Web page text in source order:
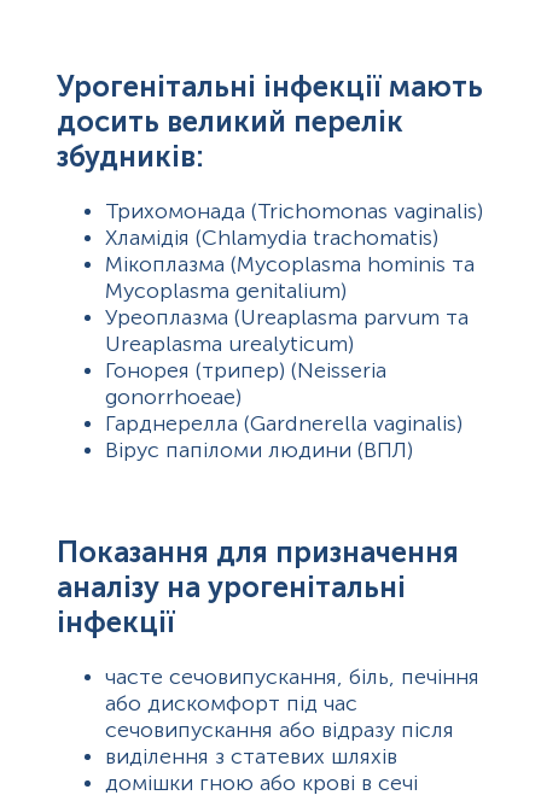
Урогенітальні інфекції мають
досить великий перелік
збудників:
Трихомонада (Trichomonas vaginalis)
Хламідія (Chlamydia trachomatis)
Мікоплазма (Mycoplasma hominis та
Mycoplasma genitalium)
Уреоплазма (Ureaplasma parvum та
Ureaplasma urealyticum)
Гонорея (трипер) (Neisseria
gonorrhoeae)
Гарднерелла (Gardnerella vaginalis)
Вірус папіломи людини (ВПЛ)
Показання для призначення
аналізу на урогенітальні
інфекції
часте сечовипускання, біль, печіння
або дискомфорт під час
сечовипускання або відразу після
виділення з статевих шляхів
домішки гною або крові в сечі